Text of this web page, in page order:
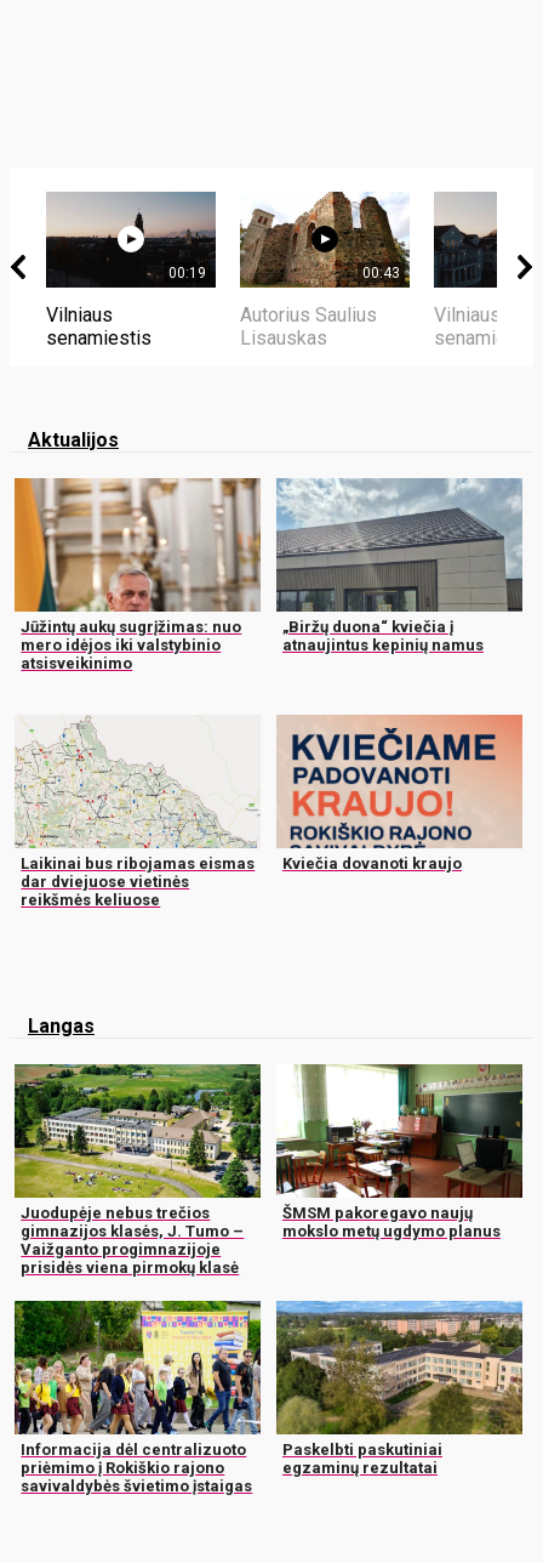
00:19
Vilniaus
senamiestis
00:43
Autorius Saulius
Lisauskas
Vilniaus
senamiestis
Aktualijos
Jūžintų aukų sugrįžimas: nuo
mero idėjos iki valstybinio
atsisveikinimo
„Biržų duona“ kviečia į
atnaujintus kepinių namus
Laikinai bus ribojamas eismas
dar dviejuose vietinės
reikšmės keliuose
Kviečia dovanoti kraujo
Langas
Juodupėje nebus trečios
gimnazijos klasės, J. Tumo –
Vaižganto progimnazijoje
prisidės viena pirmokų klasė
ŠMSM pakoregavo naujų
mokslo metų ugdymo planus
Informacija dėl centralizuoto
priėmimo į Rokiškio rajono
savivaldybės švietimo įstaigas
Paskelbti paskutiniai
egzaminų rezultatai